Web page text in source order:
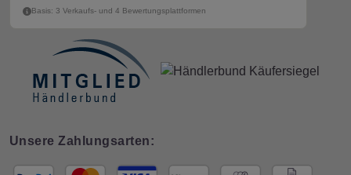
Basis: 3 Verkaufs- und 4 Bewertungsplattformen
Unsere Zahlungsarten: